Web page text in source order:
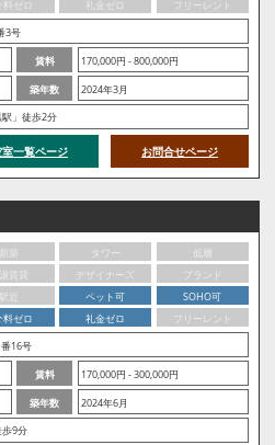
料ゼロ
礼金ゼロ
フリーレント
3号
賃料
170,000円 - 800,000円
築年数
2024年3月
」徒歩2分
一覧ページ お問合せページ
新築 タワー
低層
賃貸
デザイナーズ
ブランド
駅近
ペット可
SOHO可
料ゼロ
礼金ゼロ
フリーレント
16号
賃料
170,000円 - 300,000円
築年数
2024年6月
9分